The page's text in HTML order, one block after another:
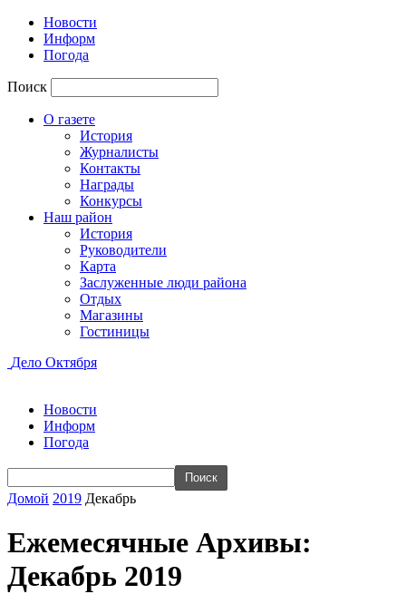
Новости
Информ
Погода
Поиск
О газете
История
Журналисты
Контакты
Награды
Конкурсы
Наш район
История
Руководители
Карта
Заслуженные люди района
Отдых
Магазины
Гостиницы
Дело Октября
Новости
Информ
Погода
Домой 2019 Декабрь
Ежемесячные Архивы:
Декабрь 2019